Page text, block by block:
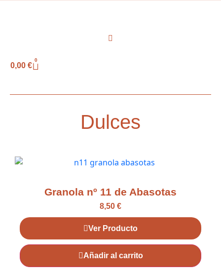
0,00 €
0
Dulces
Granola nº 11 de Abasotas
8,50 €
Ver Producto
Añadir al carrito